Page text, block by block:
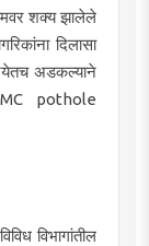
शक्य झालेले
दिलासा
अडकल्याने
pothole
विभागांतील